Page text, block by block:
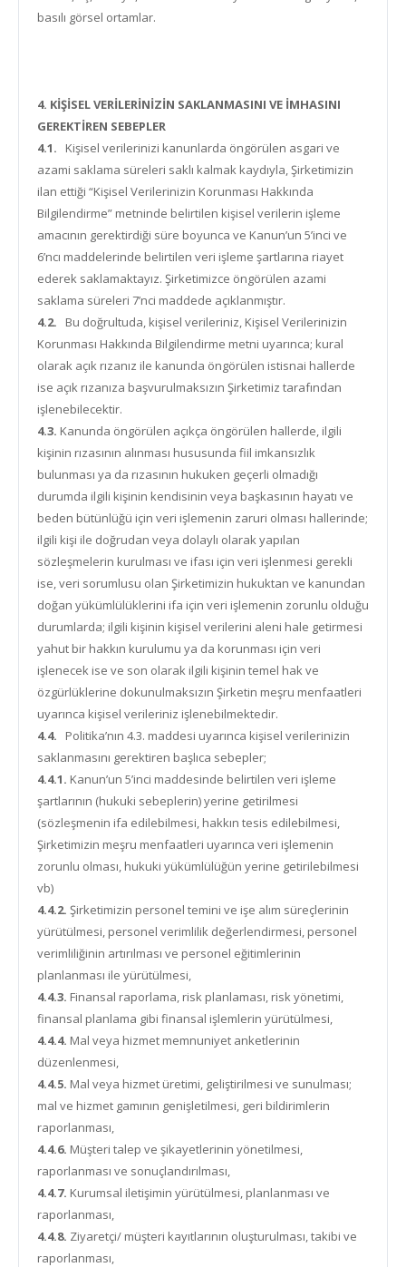
basılı görsel ortamlar.
4. KİŞİSEL VERİLERİNİZİN SAKLANMASINI VE İMHASINI
GEREKTİREN SEBEPLER
4.1. Kişisel verilerinizi kanunlarda öngörülen asgari ve
azami saklama süreleri saklı kalmak kaydıyla, Şirketimizin
ilan ettiği “Kişisel Verilerinizin Korunması Hakkında
Bilgilendirme” metninde belirtilen kişisel verilerin işleme
amacının gerektirdiği süre boyunca ve Kanun’un 5’inci ve
6’ncı maddelerinde belirtilen veri işleme şartlarına riayet
ederek saklamaktayız. Şirketimizce öngörülen azami
saklama süreleri 7’nci maddede açıklanmıştır.
4.2. Bu doğrultuda, kişisel verileriniz, Kişisel Verilerinizin
Korunması Hakkında Bilgilendirme metni uyarınca; kural
olarak açık rızanız ile kanunda öngörülen istisnai hallerde
ise açık rızanıza başvurulmaksızın Şirketimiz tarafından
işlenebilecektir.
4.3. Kanunda öngörülen açıkça öngörülen hallerde, ilgili
kişinin rızasının alınması hususunda fiil imkansızlık
bulunması ya da rızasının hukuken geçerli olmadığı
durumda ilgili kişinin kendisinin veya başkasının hayatı ve
beden bütünlüğü için veri işlemenin zaruri olması hallerinde;
ilgili kişi ile doğrudan veya dolaylı olarak yapılan
sözleşmelerin kurulması ve ifası için veri işlenmesi gerekli
ise, veri sorumlusu olan Şirketimizin hukuktan ve kanundan
doğan yükümlülüklerini ifa için veri işlemenin zorunlu olduğu
durumlarda; ilgili kişinin kişisel verilerini aleni hale getirmesi
yahut bir hakkın kurulumu ya da korunması için veri
işlenecek ise ve son olarak ilgili kişinin temel hak ve
özgürlüklerine dokunulmaksızın Şirketin meşru menfaatleri
uyarınca kişisel verileriniz işlenebilmektedir.
4.4. Politika’nın 4.3. maddesi uyarınca kişisel verilerinizin
saklanmasını gerektiren başlıca sebepler;
4.4.1. Kanun’un 5’inci maddesinde belirtilen veri işleme
şartlarının (hukuki sebeplerin) yerine getirilmesi
(sözleşmenin ifa edilebilmesi, hakkın tesis edilebilmesi,
Şirketimizin meşru menfaatleri uyarınca veri işlemenin
zorunlu olması, hukuki yükümlülüğün yerine getirilebilmesi
vb)
4.4.2. Şirketimizin personel temini ve işe alım süreçlerinin
yürütülmesi, personel verimlilik değerlendirmesi, personel
verimliliğinin artırılması ve personel eğitimlerinin
planlanması ile yürütülmesi,
4.4.3. Finansal raporlama, risk planlaması, risk yönetimi,
finansal planlama gibi finansal işlemlerin yürütülmesi,
4.4.4. Mal veya hizmet memnuniyet anketlerinin
düzenlenmesi,
4.4.5. Mal veya hizmet üretimi, geliştirilmesi ve sunulması;
mal ve hizmet gamının genişletilmesi, geri bildirimlerin
raporlanması,
4.4.6. Müşteri talep ve şikayetlerinin yönetilmesi,
raporlanması ve sonuçlandırılması,
4.4.7. Kurumsal iletişimin yürütülmesi, planlanması ve
raporlanması,
4.4.8. Ziyaretçi/ müşteri kayıtlarının oluşturulması, takibi ve
raporlanması,